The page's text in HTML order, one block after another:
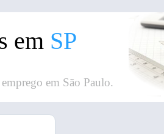
em SP
em São Paulo.